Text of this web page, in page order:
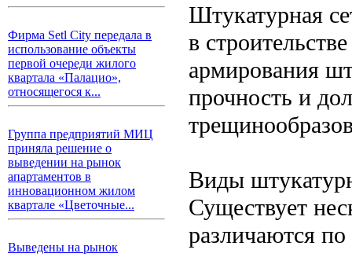
Фирма Setl City передала в
использование объекты
первой очереди жилого
квартала «Палацио»,
относящегося к...
Группа предприятий МИЦ
приняла решение о
выведении на рынок
апартаментов в
инновационном жилом
квартале «Цветочные...
Выведены на рынок
Штукатурная
в
армирования
прочность и
Виды
Существует
различаются